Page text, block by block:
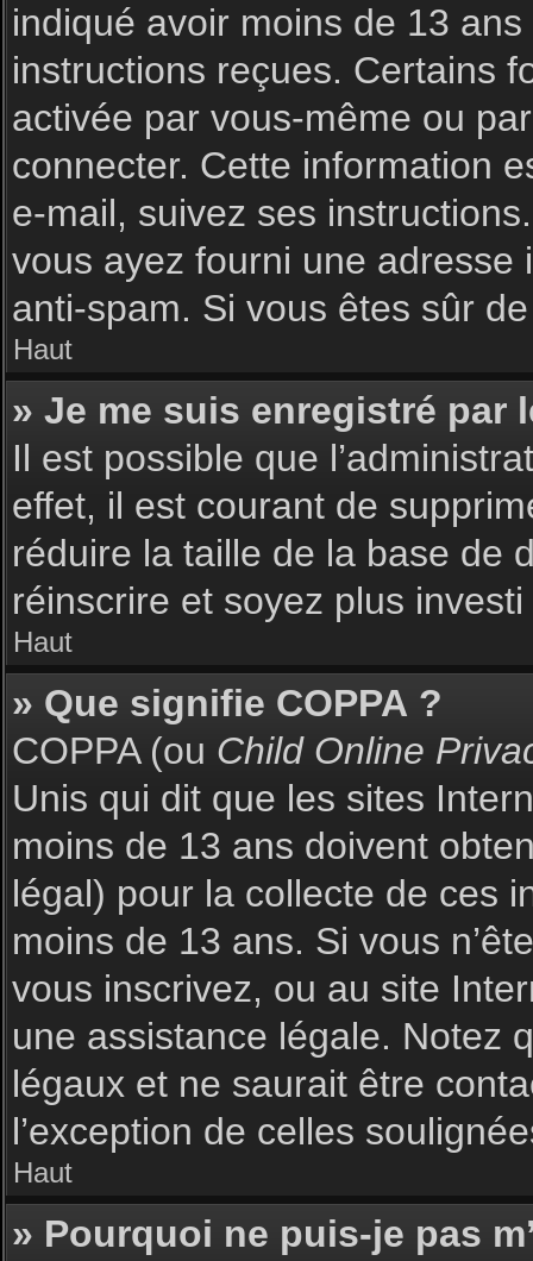
indiqué avoir moins de 13
instructions reçues. Certains
activée par vous-même ou
connecter. Cette information
e-mail, suivez ses
vous ayez fourni une adresse
anti-spam. Si vous êtes sûr
Haut
» Je me suis enregistré par
Il est possible que
effet, il est courant de
réduire la taille de la base de
réinscrire et soyez plus
Haut
» Que signifie COPPA ?
COPPA (ou Child Online
Unis qui dit que les sites
moins de 13 ans doivent
légal) pour la collecte de ces
moins de 13 ans. Si vous
vous inscrivez, ou au site
une assistance légale. Notez
légaux et ne saurait être
l’exception de celles
Haut
» Pourquoi ne puis-je pas